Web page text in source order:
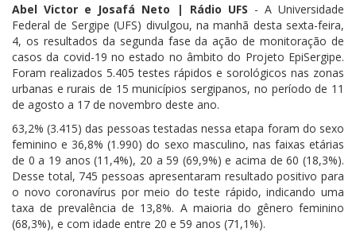
Abel Victor e Josafá Neto | Rádio UFS - A Universidade
Federal de Sergipe (UFS) divulgou, na manhã desta sexta-feira,
4, os resultados da segunda fase da ação de monitoração de
casos da covid-19 no estado no âmbito do Projeto EpiSergipe.
Foram realizados 5.405 testes rápidos e sorológicos nas zonas
urbanas e rurais de 15 municípios sergipanos, no período de 11
de agosto a 17 de novembro deste ano.
63,2% (3.415) das pessoas testadas nessa etapa foram do sexo
feminino e 36,8% (1.990) do sexo masculino, nas faixas etárias
de 0 a 19 anos (11,4%), 20 a 59 (69,9%) e acima de 60 (18,3%).
Desse total, 745 pessoas apresentaram resultado positivo para
o novo coronavírus por meio do teste rápido, indicando uma
taxa de prevalência de 13,8%. A maioria do gênero feminino
(68,3%), e com idade entre 20 e 59 anos (71,1%).